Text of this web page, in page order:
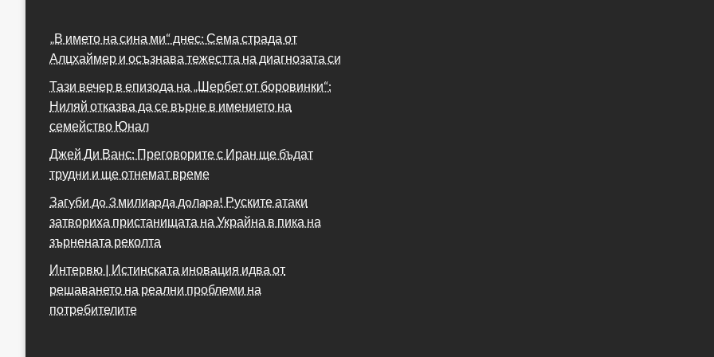
„В името на сина ми“ днес: Сема страда от
Алцхаймер и осъзнава тежестта на диагнозата си
Тази вечер в епизода на „Шербет от боровинки“:
Ниляй отказва да се върне в имението на
семейство Юнал
Джей Ди Ванс: Преговорите с Иран ще бъдат
трудни и ще отнемат време
Зaгyби дo 3 милиapдa дoлapa! Руските атаки
затвориха пристанищата на Украйна в пика на
зърнената реколта
Интервю | Истинската иновация идва от
решаването на реални проблеми на
потребителите